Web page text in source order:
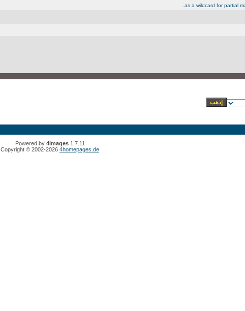
Powered by 4images1.7.11
Copyright © 2002-2026 4homepages.de